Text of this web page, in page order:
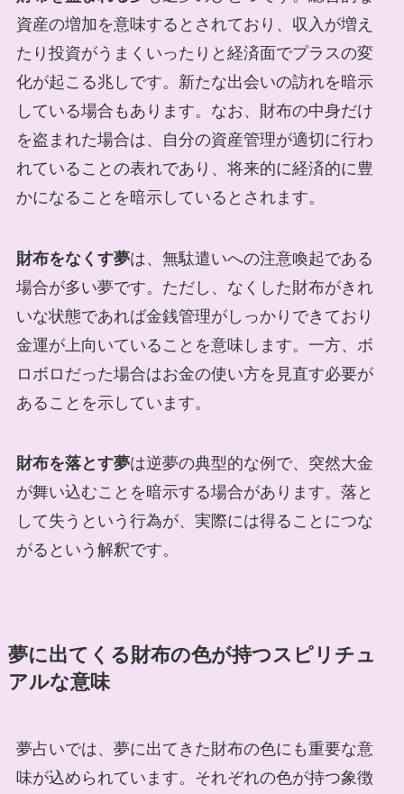
資産の増加を意味するとされており、収入が増え
たり投資がうまくいったりと経済面でプラスの変
化が起こる兆しです。新たな出会いの訪れを暗示
している場合もあります。なお、財布の中身だけ
を盗まれた場合は、自分の資産管理が適切に行わ
れていることの表れであり、将来的に経済的に豊
かになることを暗示しているとされます。
財布をなくす夢は、無駄遣いへの注意喚起である
場合が多い夢です。ただし、なくした財布がきれ
いな状態であれば金銭管理がしっかりできており
金運が上向いていることを意味します。一方、ボ
ロボロだった場合はお金の使い方を見直す必要が
あることを示しています。
財布を落とす夢は逆夢の典型的な例で、突然大金
が舞い込むことを暗示する場合があります。落と
して失うという行為が、実際には得ることにつな
がるという解釈です。
夢に出てくる財布の色が持つスピリチュ
アルな意味
夢占いでは、夢に出てきた財布の色にも重要な意
味が込められています。それぞれの色が持つ象徴